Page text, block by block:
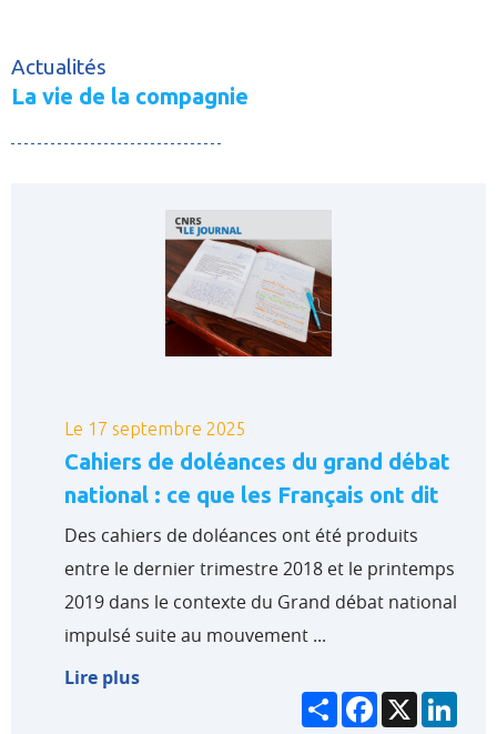
Actualités
La vie de la compagnie
Le 17 septembre 2025
Cahiers de doléances du grand débat
national : ce que les Français ont dit
Des cahiers de doléances ont été produits
entre le dernier trimestre 2018 et le printemps
2019 dans le contexte du Grand débat national
impulsé suite au mouvement ...
Lire plus
PartagerFacebook
X